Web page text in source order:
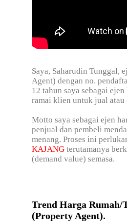
Saya, Saharudin Tunggal,
Agent) dengan no.
12 tahun saya sebagai
ramai klien untuk jual atau
Motto saya sebagai ejen
penjual dan pembeli
menang. Proses ini
KAJANG terutamanya
(demand value) semasa.
Trend Harga
(Property Agent).